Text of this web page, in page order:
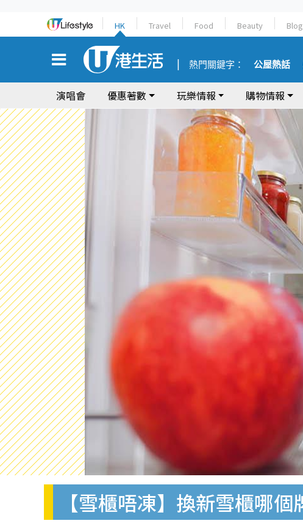
HK Travel Food Beauty Blog
熱門關鍵字： 公屋熱話
演唱會 優惠著數 玩樂情報 購物情報
【雪櫃唔凍】換新雪櫃哪